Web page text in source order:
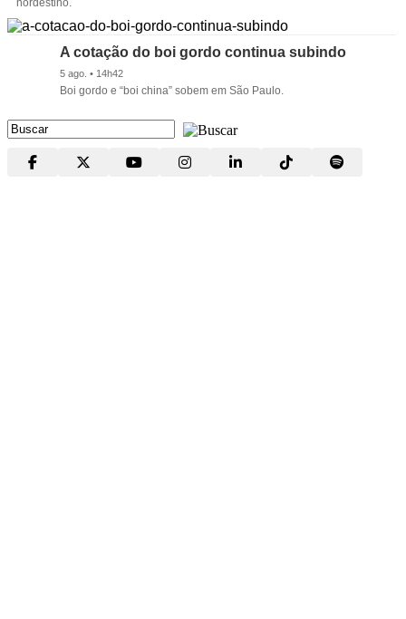
nordestino.
A cotação do boi gordo continua subindo
5 ago. • 14h42
Boi gordo e “boi china” sobem em São Paulo.